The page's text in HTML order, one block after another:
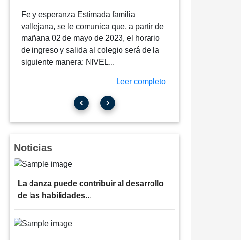
Fe y esperanza Estimada familia
vallejana, se le comunica que, a partir de
mañana 02 de mayo de 2023, el horario
de ingreso y salida al colegio será de la
siguiente manera: NIVEL...
Leer completo
Noticias
La danza puede contribuir al desarrollo
de las habilidades...